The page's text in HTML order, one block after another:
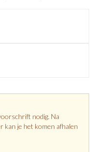
nodig. Na
kan je het komen afhalen